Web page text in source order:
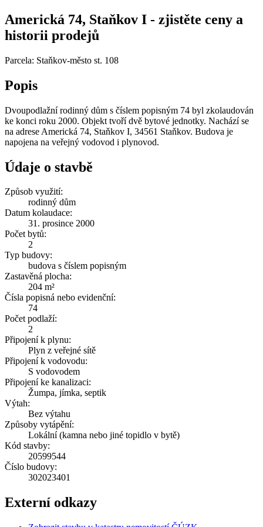
Americká 74, Staňkov I - zjistěte ceny a
historii prodejů
Parcela: Staňkov-město st. 108
Popis
Dvoupodlažní rodinný dům s číslem popisným 74 byl zkolaudován
ke konci roku 2000. Objekt tvoří dvě bytové jednotky. Nachází se
na adrese Americká 74, Staňkov I, 34561 Staňkov. Budova je
napojena na veřejný vodovod i plynovod.
Údaje o stavbě
Způsob využití:
rodinný dům
Datum kolaudace:
31. prosince 2000
Počet bytů:
2
Typ budovy:
budova s číslem popisným
Zastavěná plocha:
204 m²
Čísla popisná nebo evidenční:
74
Počet podlaží:
2
Připojení k plynu:
Plyn z veřejné sítě
Připojení k vodovodu:
S vodovodem
Připojení ke kanalizaci:
Žumpa, jímka, septik
Výtah:
Bez výtahu
Způsoby vytápění:
Lokální (kamna nebo jiné topidlo v bytě)
Kód stavby:
20599544
Číslo budovy:
302023401
Externí odkazy